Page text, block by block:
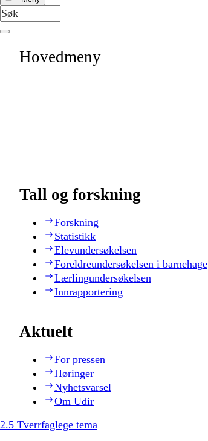
Hovedmeny
Tall og forskning
Forskning
Statistikk
Elevundersøkelsen
Foreldreundersøkelsen i barnehage
Lærlingundersøkelsen
Innrapportering
Aktuelt
For pressen
Høringer
Nyhetsvarsel
Om Udir
2.5 Tverrfaglege tema